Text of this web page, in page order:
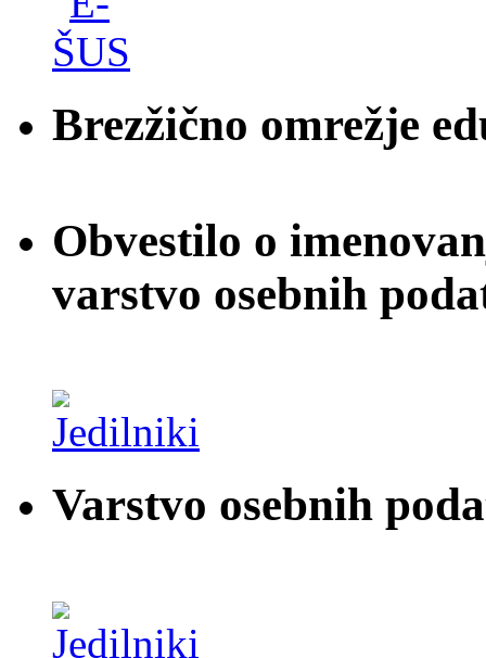
Brezžično omrežje
Obvestilo o
varstvo osebnih
Varstvo osebnih